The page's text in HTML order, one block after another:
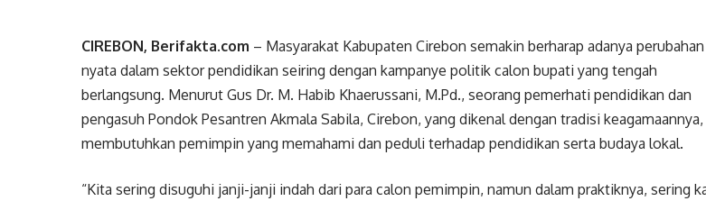
CIREBON, Berifakta.com – Masyarakat Kabupaten Cirebon semakin berharap adanya perubahan
nyata dalam sektor pendidikan seiring dengan kampanye politik calon bupati yang tengah
berlangsung. Menurut Gus Dr. M. Habib Khaerussani, M.Pd., seorang pemerhati pendidikan dan
pengasuh Pondok Pesantren Akmala Sabila, Cirebon, yang dikenal dengan tradisi keagamaannya,
membutuhkan pemimpin yang memahami dan peduli terhadap pendidikan serta budaya lokal.
“Kita sering disuguhi janji-janji indah dari para calon pemimpin, namun dalam praktiknya, sering